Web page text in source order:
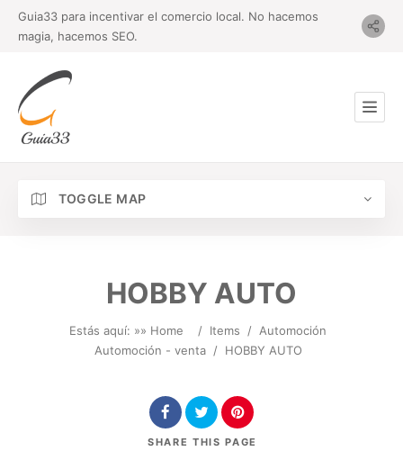
Guia33 para incentivar el comercio local. No hacemos
magia, hacemos SEO.
TOGGLE MAP
HOBBY AUTO
Estás aquí: »» Home / Items / Automoción
Automoción - venta / HOBBY AUTO
SHARE THIS PAGE